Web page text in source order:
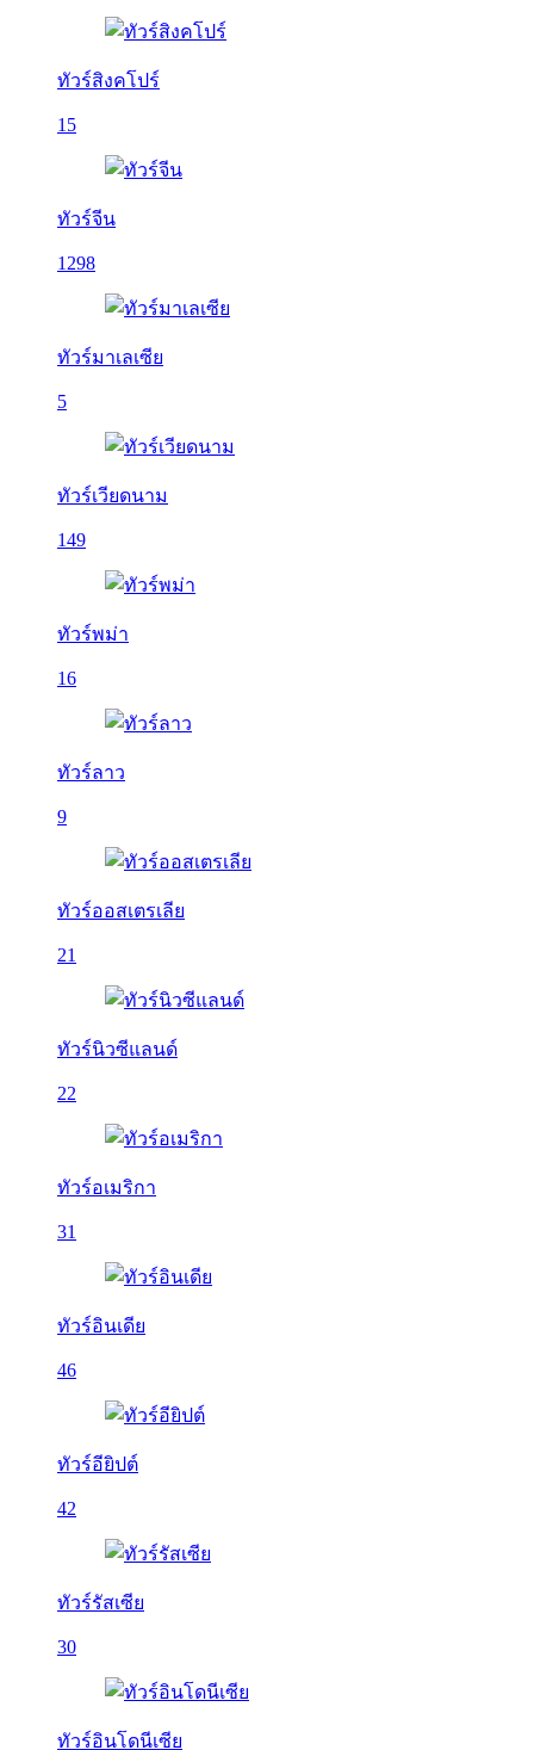
ทัวร์สิงคโปร์
15
ทัวร์จีน
1298
ทัวร์มาเลเซีย
5
ทัวร์เวียดนาม
149
ทัวร์พม่า
16
ทัวร์ลาว
9
ทัวร์ออสเตรเลีย
21
ทัวร์นิวซีแลนด์
22
ทัวร์อเมริกา
31
ทัวร์อินเดีย
46
ทัวร์อียิปต์
42
ทัวร์รัสเซีย
30
ทัวร์อินโดนีเซีย